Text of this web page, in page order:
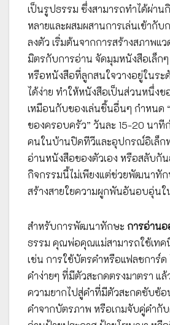
เป็นรูปธรรม ซึ่งสามารถทำได้ผ่าน
หลายและผสมผสานการเล่นเข้ากับ
ลงตัว เริ่มต้นจากการสร้างสภาพแ
มิตรกับการอ่าน จัดมุมหนังสือเล็ก
หรือหนังสือที่ลูกสนใจวางอยู่ในร
ได้ง่าย ทำให้หนังสือเป็นส่วนหนึ่งข
เหมือนกับของเล่นชิ้นอื่นๆ กำหนด
ของครอบครัว” วันละ 15-20 นา
คนในบ้านปิดทีวีและอุปกรณ์อิเล็ก
อ่านหนังสือของตัวเอง หรือสลับกั
กิจกรรมนี้ไม่เพียงแต่ช่วยพัฒนาทั
สร้างสายใยความผูกพันอันอบอุ่น
สำหรับการพัฒนาทักษะ การอ่านอ
ธรรม คุณพ่อคุณแม่สามารถใช้เทค
เช่น การใช้บัตรคำหรือแฟลชการ์ด
คำง่ายๆ ที่มีตัวสะกดตรงมาตรา แ
ความยากไปสู่คำที่มีตัวสะกดซับซ้อ
คำจากบัตรภาพ หรือเกมจับคู่คำกั